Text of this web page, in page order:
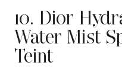
10. Dior
Water Mist
Teint